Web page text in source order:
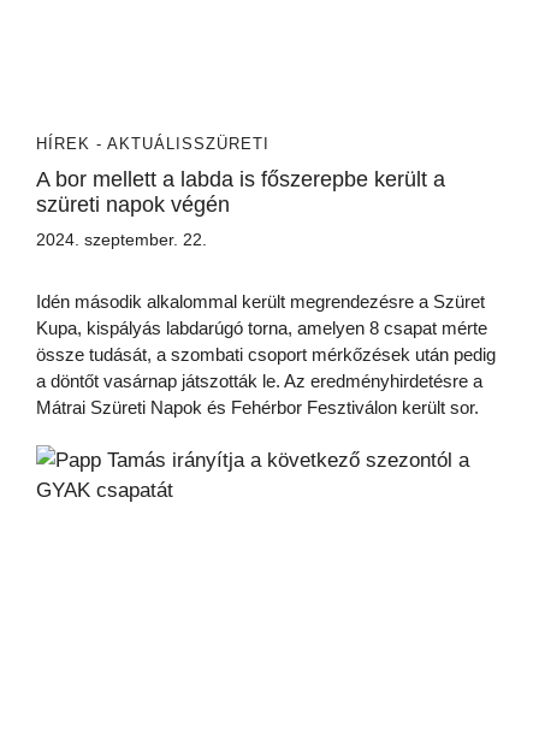
HÍREK - AKTUÁLISSZÜRETI
A bor mellett a labda is főszerepbe került a
szüreti napok végén
2024. szeptember. 22.
Idén második alkalommal került megrendezésre a Szüret
Kupa, kispályás labdarúgó torna, amelyen 8 csapat mérte
össze tudását, a szombati csoport mérkőzések után pedig
a döntőt vasárnap játszották le. Az eredményhirdetésre a
Mátrai Szüreti Napok és Fehérbor Fesztiválon került sor.